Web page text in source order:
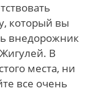
который вы
внедорожник
В
места, ни
все очень